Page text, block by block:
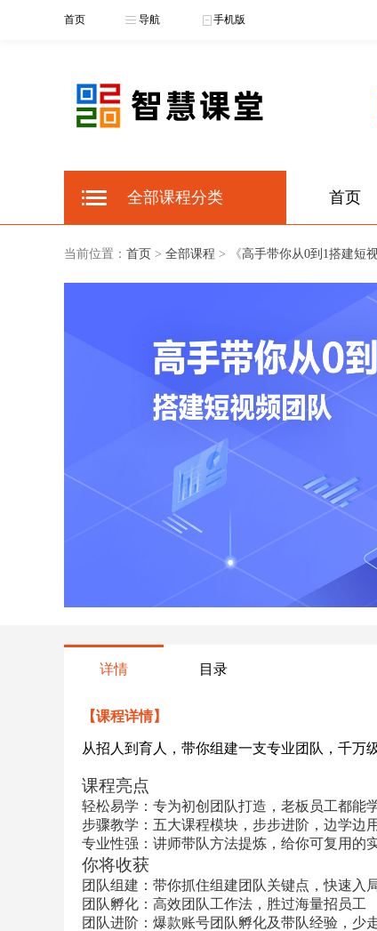
首页 导航 手机版
全部课程分类 首页
当前位置： 首页 > 全部课程 > 《高手带你从0到1搭建短
详情 目录
【课程详情】
从招人到育人，带你组建一支专业团队，千万
课程亮点
轻松易学：专为初创团队打造，老板员工都能
步骤教学：五大课程模块，步步进阶，边学边用
专业性强：讲师带队方法提炼，给你可复用的
你将收获
团队组建：带你抓住组建团队关键点，快速入
团队孵化：高效团队工作法，胜过海量招员工
团队进阶：爆款账号团队孵化及带队经验，少